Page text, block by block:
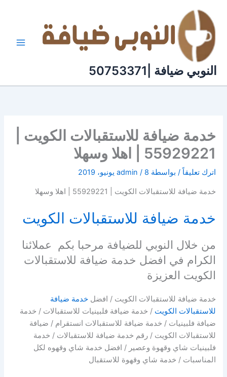
المحتوى
النوبي ضيافة |50753371
خدمة ضيافة للاستقبالات الكويت |
55929221 | اهلا وسهلا
اترك تعليقاً / بواسطة admin / 8 يونيو، 2019
خدمة ضيافة للاستقبالات الكويت | 55929221 | اهلا وسهلا
خدمة ضيافة للاستقبالات الكويت
من خلال النوبي للضيافة مرحبا بكم عملائنا
الكرام في افضل خدمة ضيافة للاستقبالات
الكويت العزيزة
خدمة ضيافة للاستقبالات الكويت / افضلخدمة ضيافة
للاستقبالات الكويت / خدمة ضيافة فلبينيات للاستقبالات / خدمة
ضيافة فلبينيات / خدمة ضيافة للاستقبالات انستقرام / ضيافة
للاستقبالات الكويت / رقم خدمة ضيافة للاستقبالات / خدمة
فلبينيات شاي وقهوة وعصير / افضل خدمة شاي وقهوه لكل
المناسبات / خدمة شاي وقهوة للاستقبال